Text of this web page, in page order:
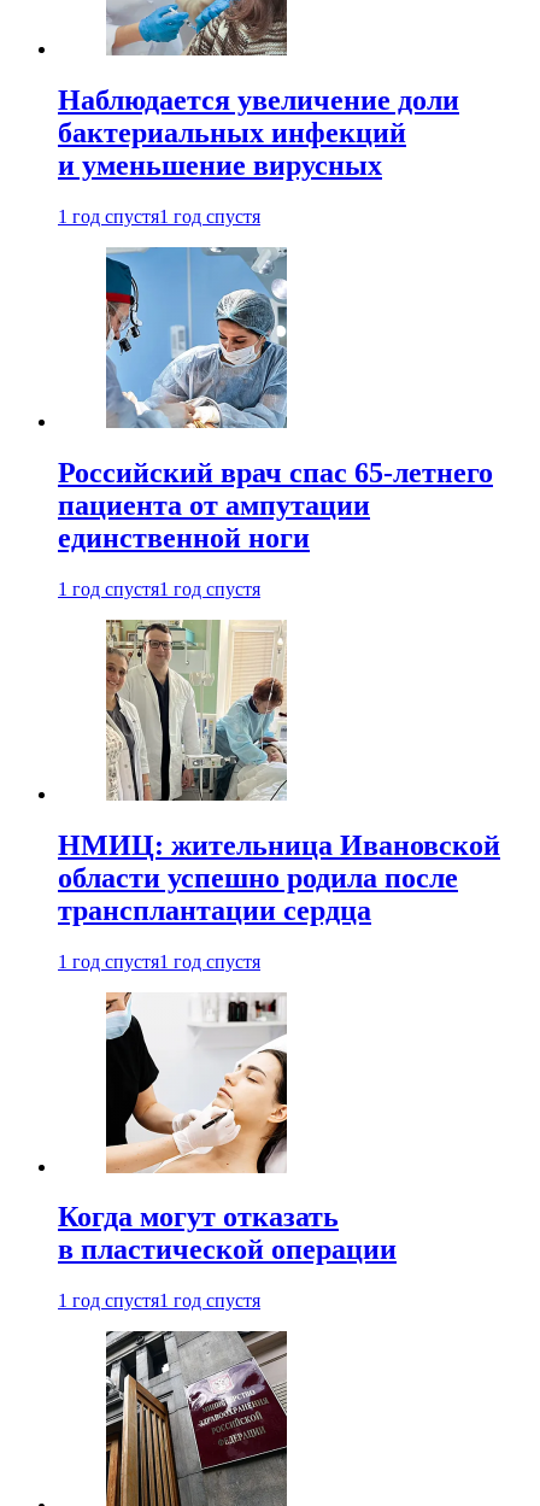
Наблюдается увеличение доли
бактериальных инфекций
и уменьшение вирусных
1 год спустя1 год спустя
Российский врач спас 65-летнего
пациента от ампутации
единственной ноги
1 год спустя1 год спустя
НМИЦ: жительница Ивановской
области успешно родила после
трансплантации сердца
1 год спустя1 год спустя
Когда могут отказать
в пластической операции
1 год спустя1 год спустя